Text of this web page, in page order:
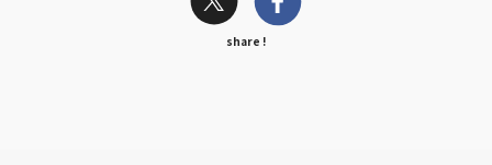
share !